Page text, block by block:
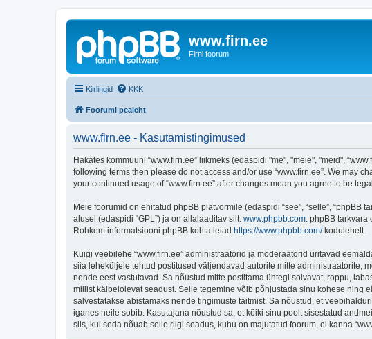
www.firn.ee
Firni foorum
Kiirlingid KKK
Foorumi pealeht
www.firn.ee - Kasutamistingimused
Hakates kommuuni “www.firn.ee” liikmeks (edaspidi "me", "meie", "meid",
following terms then please do not access and/or use “www.firn.ee”. We may
your continued usage of “www.firn.ee” after changes mean you agree to be
Meie foorumid on ehitatud phpBB platvormile (edaspidi “see”, “selle”, “phpBB
alusel (edaspidi “GPL”) ja on allalaaditav siit: www.phpbb.com . phpBB
Rohkem informatsiooni phpBB kohta leiad https://www.phpbb.com/kodulehelt.
Kuigi veebilehe “www.firn.ee” administraatorid ja moderaatorid üritavad
siia leheküljele tehtud postitused väljendavad autorite mitte administraatorite,
nende eest vastutavad. Sa nõustud mitte postitama ühtegi solvavat, roppu,
millist käibelolevat seadust. Selle tegemine võib põhjustada sinu kohese ning
salvestatakse abistamaks nende tingimuste täitmist. Sa nõustud, et
iganes neile sobib. Kasutajana nõustud sa, et kõiki sinu poolt sisestatud
siis, kui seda nõuab selle riigi seadus, kuhu on majutatud foorum, ei kanna